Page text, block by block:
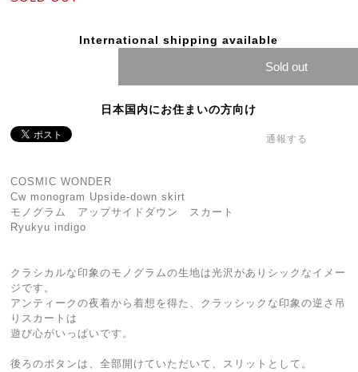
International shipping available
Sold out
日本国内にお住まいの方向け
通報する
COSMIC WONDER
Cw monogram Upside-down skirt
モノグラム アップサイドダウン スカート
Ryukyu indigo
クラシカルな印象のモノグラムの生地は光沢がありシックなイメー
ジです。
アンティークの夜着から着想を得た、クラッシックな印象の逆さ吊
りスカートは
遊び心がいっぱいです。
後ろのボタンは、全部開けていただいて、スリットとして。